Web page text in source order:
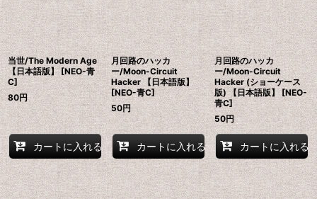
当世/The Modern Age
【日本語版】 [NEO-青
C]
80円
カートに入れる
月回路のハッカ
ー/Moon-Circuit
Hacker 【日本語版】
[NEO-青C]
50円
カートに入れる
月回路のハッカ
ー/Moon-Circuit
Hacker (ショーケース
版) 【日本語版】 [NEO-
青C]
50円
カートに入れる